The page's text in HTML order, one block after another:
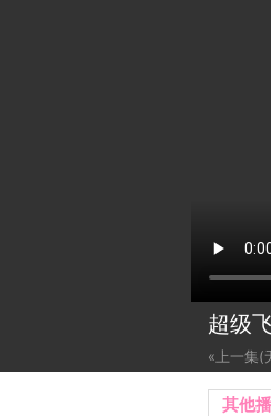
超级
«上一集(
其他